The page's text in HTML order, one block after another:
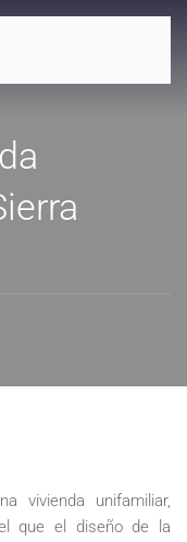
vivienda unifamiliar,
que el diseño de la